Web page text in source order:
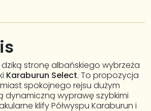
stronę albańskiego wybrzeża
Karaburun Select. To propozycja
spokojnego rejsu dużym
dynamiczną wyprawę szybkimi
klify Półwyspu Karaburun i